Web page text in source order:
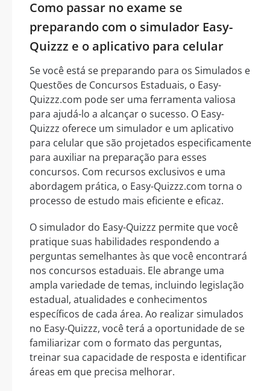
Como passar no exame se
preparando com o simulador Easy-
Quizzz e o aplicativo para celular
Se você está se preparando para os Simulados e
Questões de Concursos Estaduais, o Easy-
Quizzz.com pode ser uma ferramenta valiosa
para ajudá-lo a alcançar o sucesso. O Easy-
Quizzz oferece um simulador e um aplicativo
para celular que são projetados especificamente
para auxiliar na preparação para esses
concursos. Com recursos exclusivos e uma
abordagem prática, o Easy-Quizzz.com torna o
processo de estudo mais eficiente e eficaz.
O simulador do Easy-Quizzz permite que você
pratique suas habilidades respondendo a
perguntas semelhantes às que você encontrará
nos concursos estaduais. Ele abrange uma
ampla variedade de temas, incluindo legislação
estadual, atualidades e conhecimentos
específicos de cada área. Ao realizar simulados
no Easy-Quizzz, você terá a oportunidade de se
familiarizar com o formato das perguntas,
treinar sua capacidade de resposta e identificar
áreas em que precisa melhorar.